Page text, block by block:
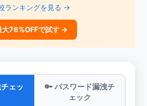
ランキングを見る →
76%OFFで試す →
ェッ
🔑 パスワード漏洩チ
ェック